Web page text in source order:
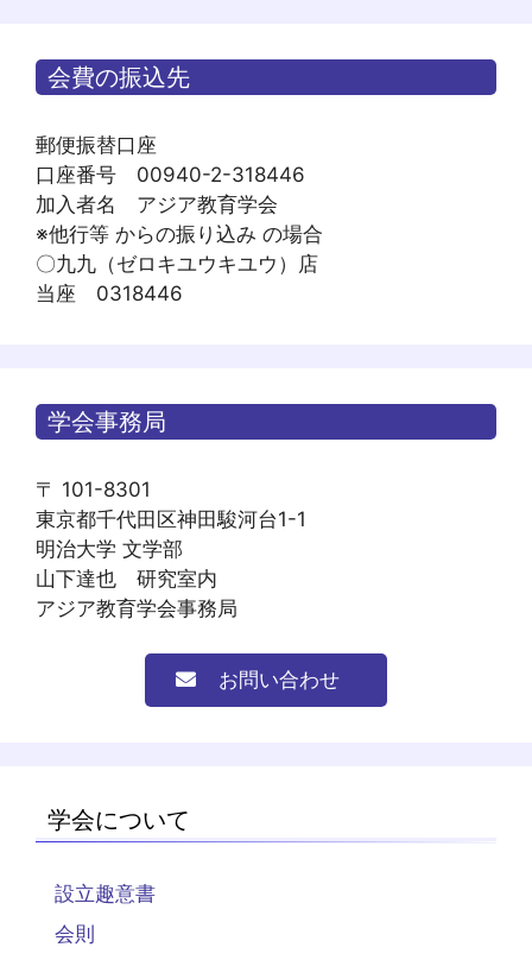
会費の振込先
郵便振替口座
口座番号 00940-2-318446
加入者名 アジア教育学会
※他行等 からの振り込み の場合
〇九九（ゼロキユウキユウ）店
当座 0318446
学会事務局
〒 101-8301
東京都千代田区神田駿河台1-1
明治大学 文学部
山下達也 研究室内
アジア教育学会事務局
お問い合わせ
学会について
設立趣意書
会則